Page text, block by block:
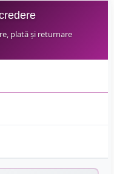
plată și returnare